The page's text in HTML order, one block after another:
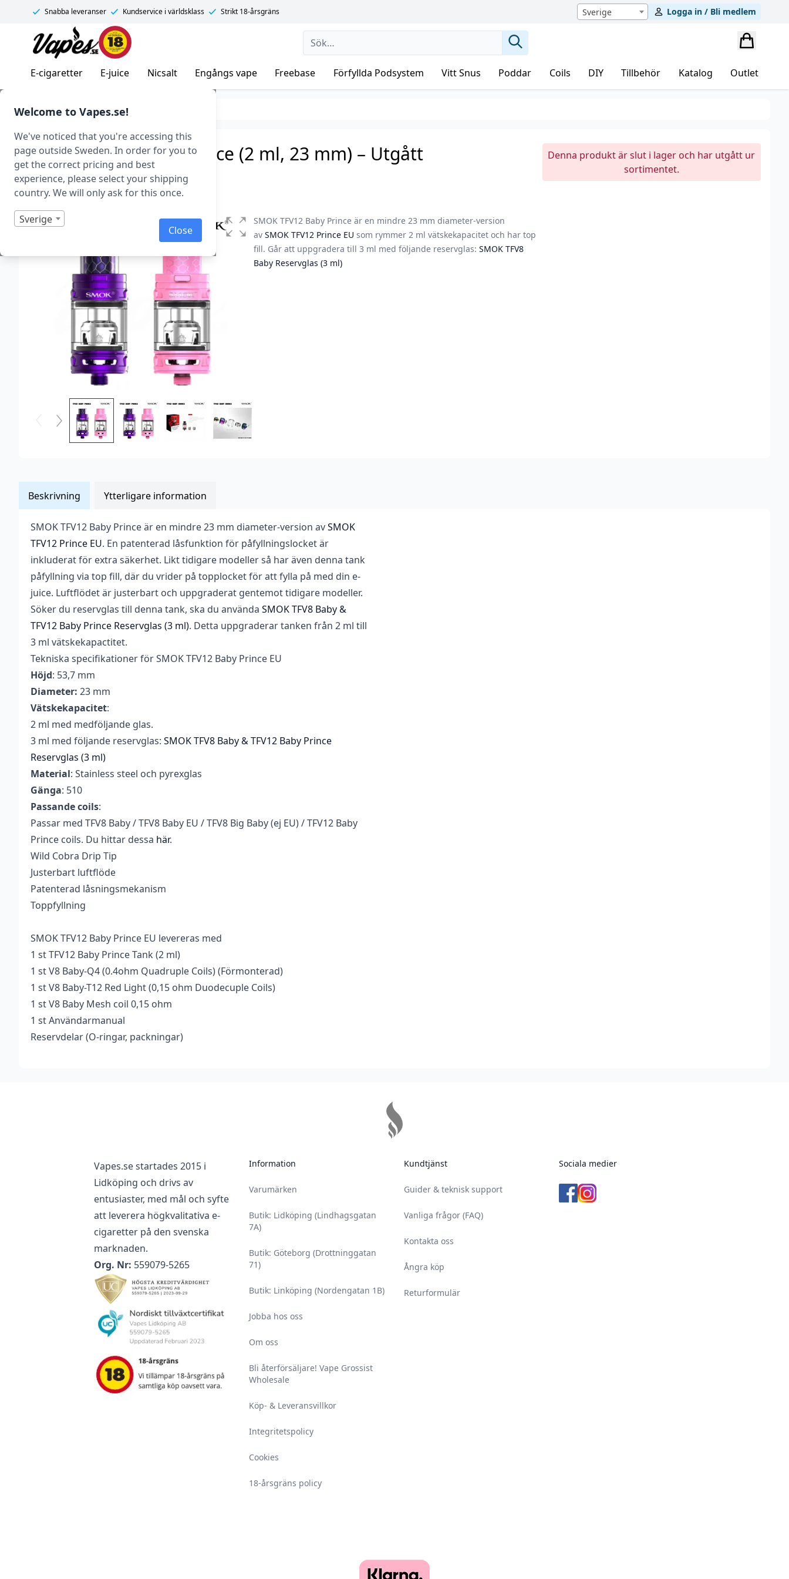
Welcome to Vapes.se!
We've noticed that you're accessing this
page outside Sweden. In order for you to
get the correct pricing and best
experience, please select your shipping
country. We will only ask for this once.
Sverige
Close
Snabba leveranser Kundservice i världsklass Strikt 18-årsgräns Sverige Logga in / Bli medlem
Vapes.se
E-cigaretter E-juice Nicsalt Engångs vape Freebase Förfyllda Podsystem Vitt Snus Poddar Coils DIY Tillbehör Katalog Outlet
Okategoriserad
SMOK TFV12 Baby Prince (2 ml, 23 mm) – Utgått
Art.nr: 37520
Slut i lager
SMOK TFV12 Baby Prince är en mindre 23 mm diameter-version
av SMOK TFV12 Prince EU som rymmer 2 ml vätskekapacitet och har top
fill. Går att uppgradera till 3 ml med följande reservglas: SMOK TFV8
Baby Reservglas (3 ml)
Denna produkt är slut i lager och har utgått ur
sortimentet.
Beskrivning Ytterligare information
SMOK TFV12 Baby Prince är en mindre 23 mm diameter-version avSMOK
TFV12 Prince EU. En patenterad låsfunktion för påfyllningslocket är
inkluderat för extra säkerhet. Likt tidigare modeller så har även denna tank
påfyllning via top fill, där du vrider på topplocket för att fylla på med din e-
juice. Luftflödet är justerbart och uppgraderat gentemot tidigare modeller.
Söker du reservglas till denna tank, ska du använda SMOK TFV8 Baby &
TFV12 Baby Prince Reservglas (3 ml). Detta uppgraderar tanken från 2 ml till
3 ml vätskekapactitet.
Tekniska specifikationer för SMOK TFV12 Baby Prince EU
Höjd: 53,7 mm
Diameter: 23 mm
Vätskekapacitet:
2 ml med medföljande glas.
3 ml med följande reservglas: SMOK TFV8 Baby & TFV12 Baby Prince
Reservglas (3 ml)
Material: Stainless steel och pyrexglas
Gänga: 510
Passande coils:
Passar med TFV8 Baby / TFV8 Baby EU / TFV8 Big Baby (ej EU) / TFV12 Baby
Prince coils. Du hittar dessa här.
Wild Cobra Drip Tip
Justerbart luftflöde
Patenterad låsningsmekanism
Toppfyllning
SMOK TFV12 Baby Prince EU levereras med
1 st TFV12 Baby Prince Tank (2 ml)
1 st V8 Baby-Q4 (0.4ohm Quadruple Coils) (Förmonterad)
1 st V8 Baby-T12 Red Light (0,15 ohm Duodecuple Coils)
1 st V8 Baby Mesh coil 0,15 ohm
1 st Användarmanual
Reservdelar (O-ringar, packningar)
Vikt
0,185 kg
Diameter
23 mm
Tillverkare
SMOK
Typ
Clearomizer
Vätskekapacitet 2 ml
Vapes.se startades 2015 i
Lidköping och drivs av
entusiaster, med mål och syfte
att leverera högkvalitativa e-
cigaretter på den svenska
marknaden.
Org. Nr: 559079-5265
Information
Varumärken
Butik: Lidköping (Lindhagsgatan
7A)
Butik: Göteborg (Drottninggatan
71)
Butik: Linköping (Nordengatan 1B)
Jobba hos oss
Om oss
Bli återförsäljare! Vape Grossist
Wholesale
Köp- & Leveransvillkor
Integritetspolicy
Cookies
18-årsgräns policy
Kundtjänst
Guider & teknisk support
Vanliga frågor (FAQ)
Kontakta oss
Ångra köp
Returformulär
Sociala medier